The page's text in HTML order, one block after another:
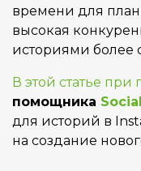
времени для
высокая
историями более
В этой статье
помощника
для историй в
на создание